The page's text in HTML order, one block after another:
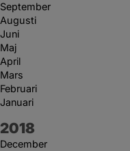
September
Augusti
Juni
Maj
April
Mars
Februari
Januari
År:
2018
December